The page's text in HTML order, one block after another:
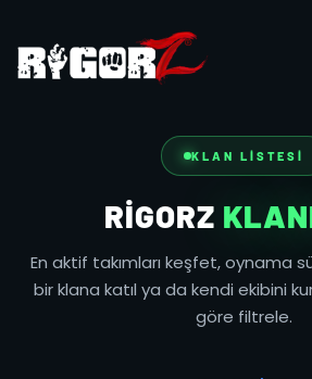
KLAN LISTESI
RIGORZ
En aktif takımları keşfet, oynama
bir klana katıl ya da kendi ekibini
göre filtrele.